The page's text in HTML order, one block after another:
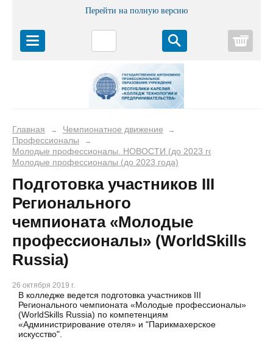
Перейти на полную версию
Главная → Чемпионатное движение →
Профессионалы →
Молодые профессионалы. НОВОСТИ (до 2023 года)
Молодые профессионалы (до 2023 года)
Подготовка участников III
Регионального
чемпионата «Молодые
профессионалы» (WorldSkills
Russia)
26 октября 2019 г.
В колледже ведется подготовка участников III
Регионального чемпионата «Молодые профессионалы»
(WorldSkills Russia) по компетенциям
«Администрирование отеля» и "Парикмахерское
искусство".